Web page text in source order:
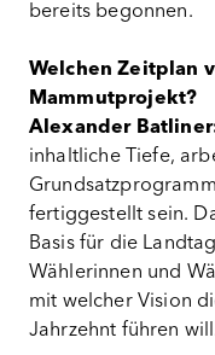
bereits begonnen.
Welchen Zeitplan
Mammutprojekt?
Alexander
inhaltliche Tiefe,
fertiggestellt sein.
Basis für die
Wählerinnen und
mit welcher Vision
Jahrzehnt führen